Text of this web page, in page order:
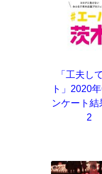
「工夫し
ト」2020
ンケート結
2